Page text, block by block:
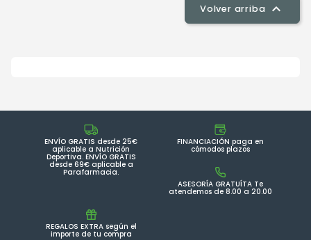
Volver arriba 
ENVÍO GRATIS desde 25€
aplicable a Nutrición
Deportiva. ENVÍO GRATIS
desde 69€ aplicable a
Parafarmacia.
FINANCIACIÓN paga en
cómodos plazos
ASESORÍA GRATUÍTA Te
atendemos de 8.00 a 20.00
REGALOS EXTRA según el
importe de tu compra